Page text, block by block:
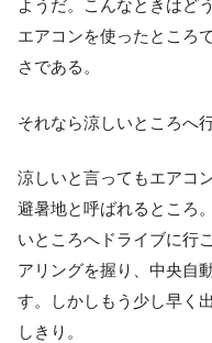
ようだ。こんなときはど
エアコンを使ったところ
さである。
それなら涼しいところへ
涼しいと言ってもエアコ
避暑地と呼ばれるところ
いところへドライブに行
アリングを握り、中央自
す。しかしもう少し早く
しきり。